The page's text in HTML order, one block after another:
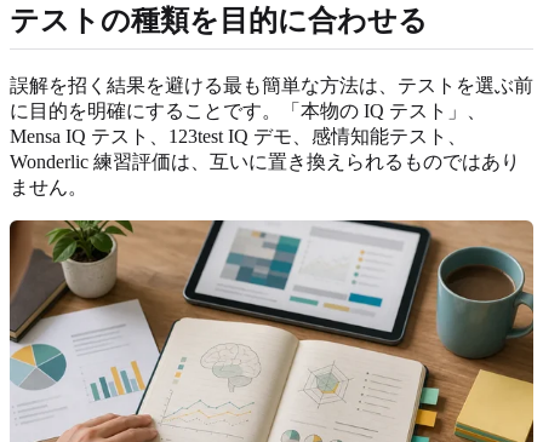
テストの種類を目的に合わせる
誤解を招く結果を避ける最も簡単な方法は、テストを選ぶ前
に目的を明確にすることです。「本物の IQ テスト」、
Mensa IQ テスト、123test IQ デモ、感情知能テスト、
Wonderlic 練習評価は、互いに置き換えられるものではあり
ません。